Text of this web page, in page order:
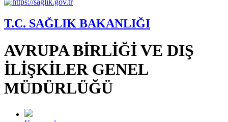
T.C. SAĞLIK BAKANLIĞI
AVRUPA BİRLİĞİ VE DIŞ
İLİŞKİLER GENEL
MÜDÜRLÜĞÜ